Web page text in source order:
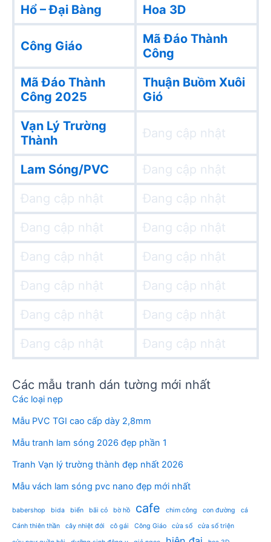
Hổ – Đại Bàng
Hoa 3D
Công Giáo
Mã Đáo Thành
Công
Mã Đáo Thành
Công 2025
Thuận Buồm Xuôi
Gió
Vạn Lý Trường
Thành
Đang cập nhật
Lam Sóng/PVC
Đang cập nhật
Đang cập nhật
Đang cập nhật
Đang cập nhật
Đang cập nhật
Đang cập nhật
Đang cập nhật
Đang cập nhật
Đang cập nhật
Đang cập nhật
Đang cập nhật
Đang cập nhật
Đang cập nhật
Các mẫu tranh dán tường mới nhất
Các loại nẹp
Mẫu PVC TGI cao cấp dày 2,8mm
Mẫu tranh lam sóng 2026 đẹp phần 1
Tranh Vạn lý trường thành đẹp nhất 2026
Mẫu vách lam sóng pvc nano đẹp mới nhất
babershop bida biển bãi cỏ bờ hồ cafe chim công con đường
cá
Cánh thiên thần
cây nhiệt đới cô gái Công Giáo cửa sổ cửa sổ triện